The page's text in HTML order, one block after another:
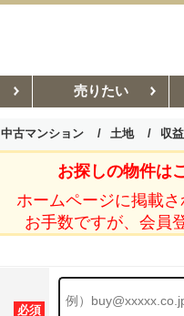
売りたい
中古マンション 土地 収
お部屋
お探しの物件は
ホームページに掲載さ
お手数ですが、会員
必須